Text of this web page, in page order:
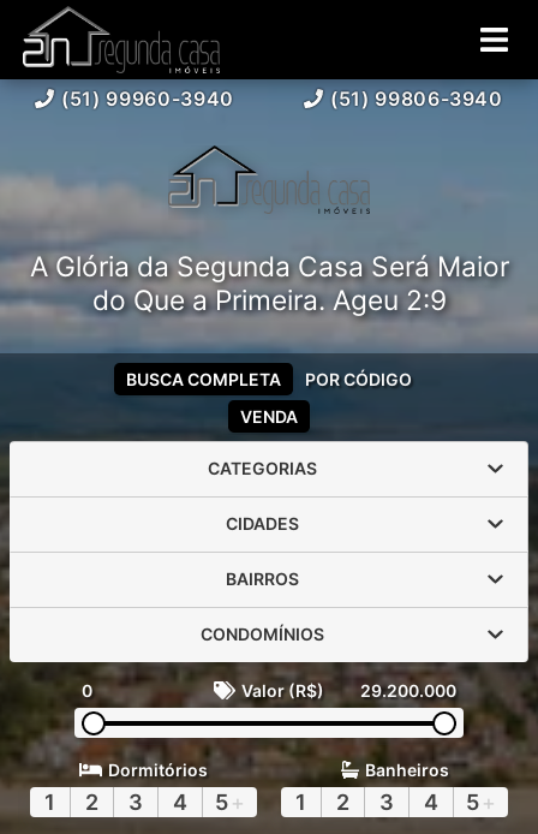
(51) 99960-3940 (51) 99806-3940
A Glória da Segunda Casa Será Maior
do Que a Primeira. Ageu 2:9
VENDA
BUSCA COMPLETA POR CÓDIGO
CATEGORIAS
CIDADES
BAIRROS
CONDOMÍNIOS
0 Valor (R$) 29.200.000
Dormitórios
1 2 3 4 5+
Banheiros
1 2 3 4 5+